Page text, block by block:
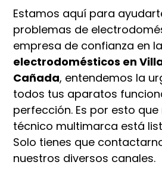
Estamos aquí para
problemas de
empresa de confianza en la
electrodomésticos en
Cañada, entendemos la
todos tus aparatos
perfección. Es por esto
técnico multimarca está
Solo tienes que
nuestros diversos canales.